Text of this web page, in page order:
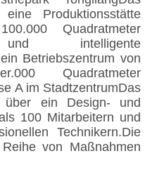
Produktionsstätte
Quadratmeter
und intelligente
Betriebszentrum von
Quadratmeter
A im StadtzentrumDas
über ein Design- und
100 Mitarbeitern und
Technikern.Die
von Maßnahmen